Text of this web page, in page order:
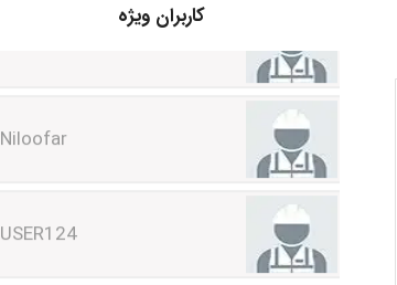
کاربران ویژه
USER124
malekf